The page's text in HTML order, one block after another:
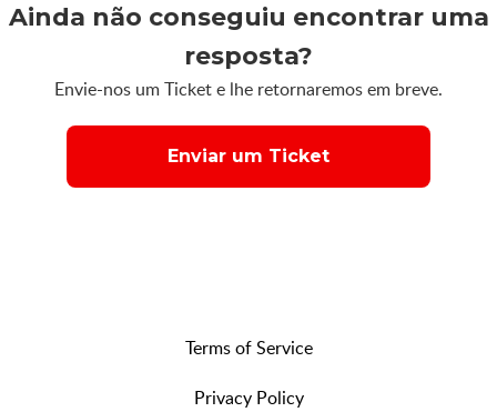
Ainda não conseguiu encontrar uma
resposta?
Envie-nos um Ticket e lhe retornaremos em breve.
Enviar um Ticket
Terms of Service
Privacy Policy